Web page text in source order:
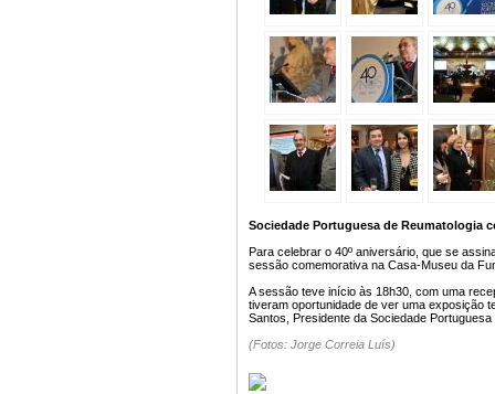
Sociedade Portuguesa de Reumatologia
Para celebrar o 40º aniversário, que se
sessão comemorativa na Casa-Museu da
A sessão teve início às 18h30, com uma
tiveram oportunidade de ver uma exposição
Santos, Presidente da Sociedade Portuguesa
(Fotos: Jorge Correia Luís)